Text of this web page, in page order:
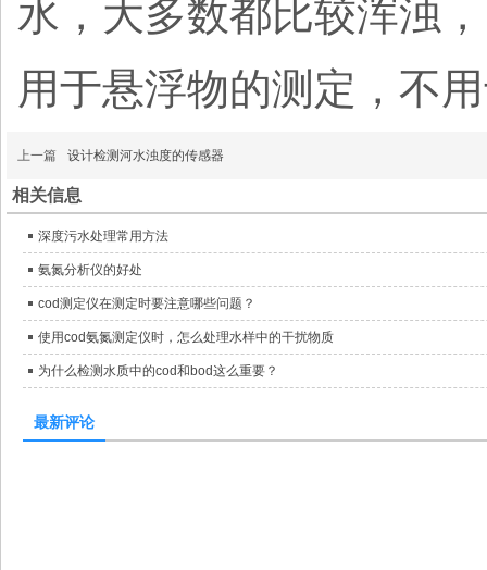
水，大多数都比较浑浊
用于悬浮物的测定，不
上一篇 设计检测河水浊度的传感器
相关信息
深度污水处理常用方法
氨氮分析仪的好处
cod测定仪在测定时要注意哪些问题？
使用cod氨氮测定仪时，怎么处理水样中的干扰物质
为什么检测水质中的cod和bod这么重要？
最新评论